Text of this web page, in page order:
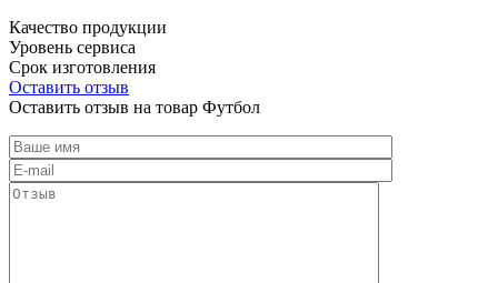
Качество продукции
Уровень сервиса
Срок изготовления
Оставить отзыв
Оставить отзыв на товар Футбол